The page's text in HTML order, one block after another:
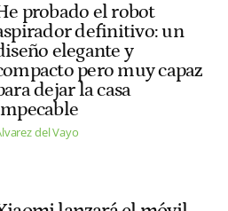
probado el robot
definitivo: un
elegante y
pero muy capaz
dejar la casa
del Vayo